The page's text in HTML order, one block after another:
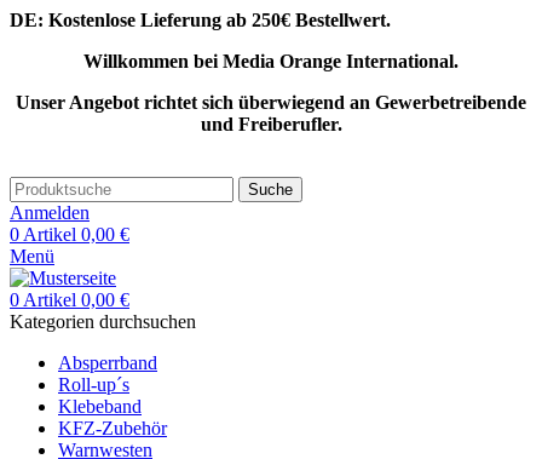
DE: Kostenlose Lieferung ab 250€ Bestellwert.
Willkommen bei Media Orange International.
Unser Angebot richtet sich überwiegend an Gewerbetreibende
und Freiberufler.
Suche
Anmelden
0 Artikel 0,00 €
Menü
0 Artikel 0,00 €
Kategorien durchsuchen
Absperrband
Roll-up´s
Klebeband
KFZ-Zubehör
Warnwesten